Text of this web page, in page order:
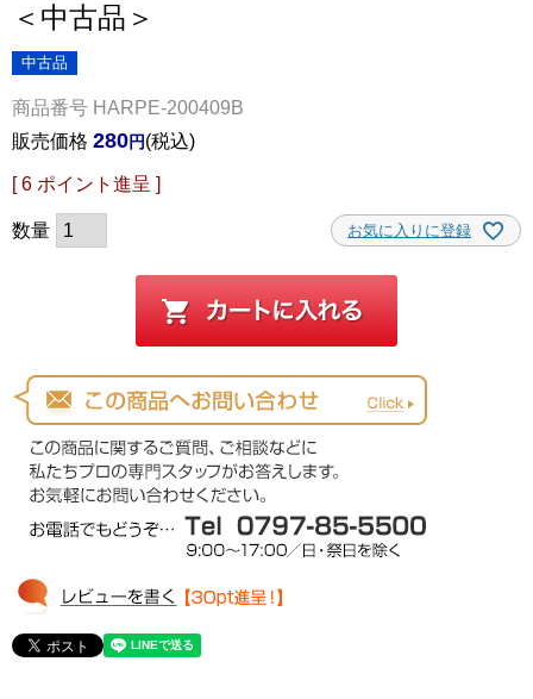
＜中古品＞
中古品
商品番号 HARPE-200409B
販売価格 280 税込
[ 6 ポイント進呈 ]
お気に入りに登録